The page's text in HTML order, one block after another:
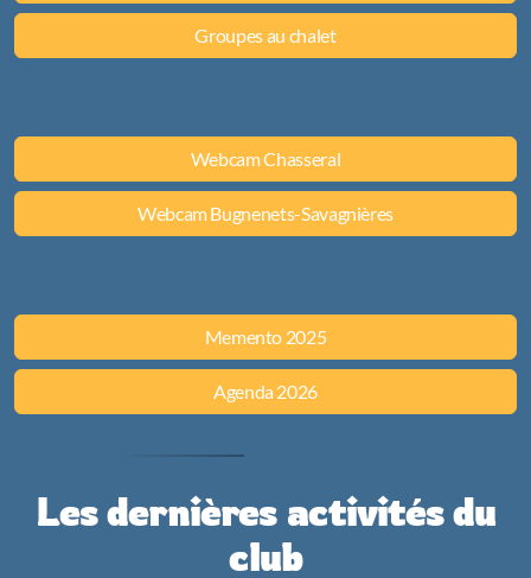
Groupes au chalet
Webcam Chasseral
Webcam Bugnenets-Savagnières
Memento 2025
Agenda 2026
Les dernières activités du
club